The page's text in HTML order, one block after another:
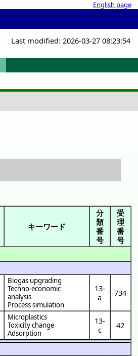
English page
Last modified: 2026-03-27 08:23:54
キーワード
分
類
番
号
受
理
番
号
Biogas upgrading
Techno-economic
analysis
Process simulation
13-
a
734
Microplastics
Toxicity change
Adsorption
13-
c
42